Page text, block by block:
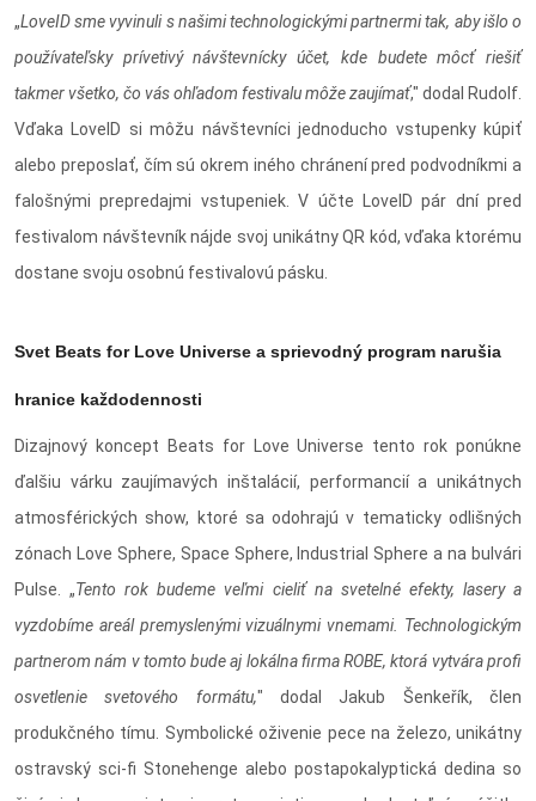
„LoveID sme vyvinuli s našimi technologickými partnermi tak, aby išlo o
používateľsky prívetivý návštevnícky účet, kde budete môcť riešiť
takmer všetko, čo vás ohľadom festivalu môže zaujímať," dodal Rudolf.
Vďaka LoveID si môžu návštevníci jednoducho vstupenky kúpiť
alebo preposlať, čím sú okrem iného chránení pred podvodníkmi a
falošnými prepredajmi vstupeniek. V účte LoveID pár dní pred
festivalom návštevník nájde svoj unikátny QR kód, vďaka ktorému
dostane svoju osobnú festivalovú pásku.
Svet Beats for Love Universe a sprievodný program narušia
hranice každodennosti
Dizajnový koncept Beats for Love Universe tento rok ponúkne
ďalšiu várku zaujímavých inštalácií, performancií a unikátnych
atmosférických show, ktoré sa odohrajú v tematicky odlišných
zónach Love Sphere, Space Sphere, Industrial Sphere a na bulvári
Pulse. „Tento rok budeme veľmi cieliť na svetelné efekty, lasery a
vyzdobíme areál premyslenými vizuálnymi vnemami. Technologickým
partnerom nám v tomto bude aj lokálna firma ROBE, ktorá vytvára profi
osvetlenie svetového formátu," dodal Jakub Šenkeřík, člen
produkčného tímu. Symbolické oživenie pece na železo, unikátny
ostravský sci-fi Stonehenge alebo postapokalyptická dedina so